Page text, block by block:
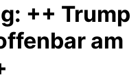
++ Trump
am